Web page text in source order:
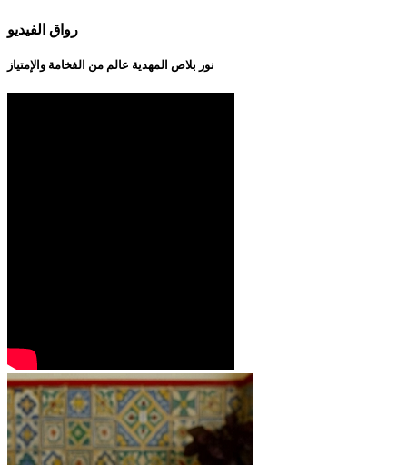
رواق الفيديو
نور بلاص المهدية عالم من الفخامة والإمتياز